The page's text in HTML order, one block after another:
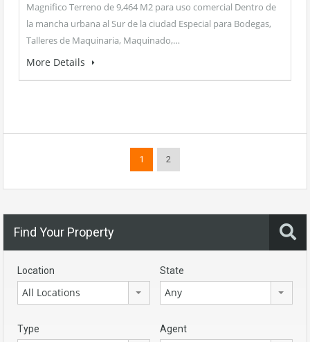
Magnifico Terreno de 9,464 M2 para uso comercial Dentro de
la mancha urbana al Sur de la ciudad Especial para Bodegas,
Talleres de Maquinaria, Maquinado,…
More Details
1 2
Find Your Property
Location
All Locations
State
Any
Type Agent